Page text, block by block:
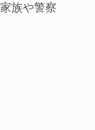
族や警察